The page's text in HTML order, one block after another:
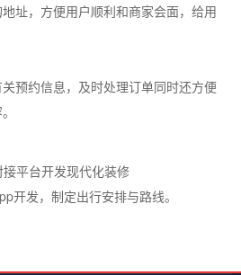
址，方便用户顺利和商家会面，给用
预约信息，及时处理订单同时还方便
平台开发现代化装修
开发，制定出行安排与路线。